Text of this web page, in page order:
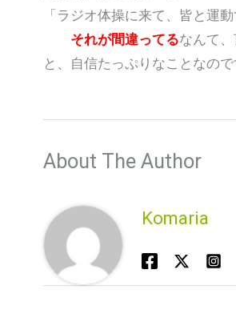
「ラジオ体操に来て、皆と運
それが間違ってるなんて、
と、自信たっぷりなことなので
About The Author
Komaria